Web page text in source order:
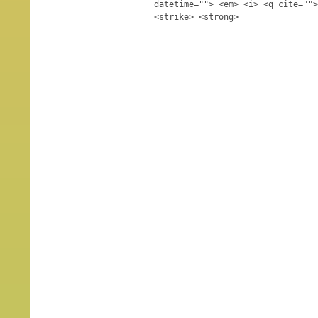
datetime=""> <em> <i> <q
<strike> <strong>